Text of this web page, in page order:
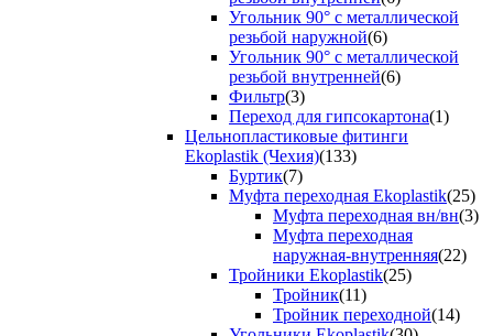
Угольник 90° с металлической
резьбой наружной(6)
Угольник 90° с металлической
резьбой внутренней(6)
Фильтр(3)
Переход для гипсокартона(1)
Цельнопластиковые фитинги
Ekoplastik (Чехия)(133)
Буртик(7)
Муфта переходная Ekoplastik(25)
Муфта переходная вн/вн(3)
Муфта переходная
наружная-внутренняя(22)
Тройники Ekoplastik(25)
Тройник(11)
Тройник переходной(14)